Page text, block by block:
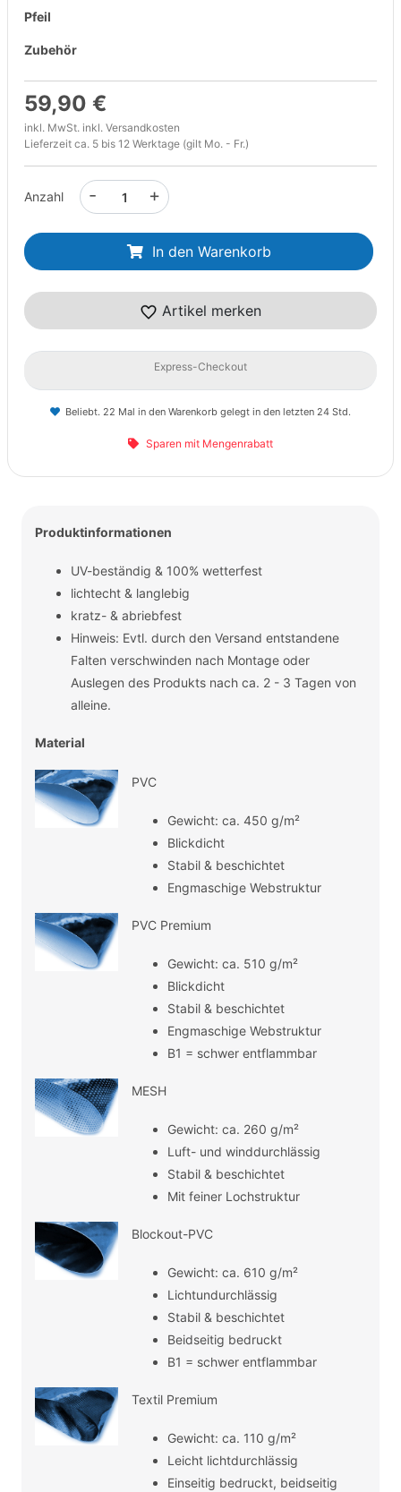
Pfeil
Zubehör
59,90 €
inkl. MwSt. inkl. Versandkosten
Lieferzeit ca. 5 bis 12 Werktage (gilt Mo. - Fr.)
Anzahl +
-
In den Warenkorb
Artikel merken
Express-Checkout
Beliebt. 22 Mal in den Warenkorb gelegt in den letzten 24 Std.
Sparen mit Mengenrabatt
Produktinformationen
UV-beständig & 100% wetterfest
lichtecht & langlebig
kratz- & abriebfest
Hinweis: Evtl. durch den Versand entstandene
Falten verschwinden nach Montage oder
Auslegen des Produkts nach ca. 2 - 3 Tagen von
alleine.
Material
PVC
Gewicht: ca. 450 g/m²
Blickdicht
Stabil & beschichtet
Engmaschige Webstruktur
PVC Premium
Gewicht: ca. 510 g/m²
Blickdicht
Stabil & beschichtet
Engmaschige Webstruktur
B1 = schwer entflammbar
MESH
Gewicht: ca. 260 g/m²
Luft- und winddurchlässig
Stabil & beschichtet
Mit feiner Lochstruktur
Blockout-PVC
Gewicht: ca. 610 g/m²
Lichtundurchlässig
Stabil & beschichtet
Beidseitig bedruckt
B1 = schwer entflammbar
Textil Premium
Gewicht: ca. 110 g/m²
Leicht lichtdurchlässig
Einseitig bedruckt, beidseitig